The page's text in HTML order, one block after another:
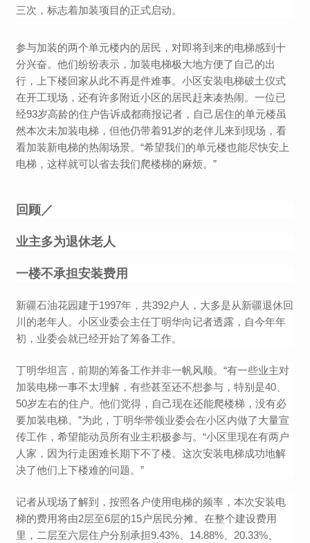
三次，标志着加装项目的正式启动。
参与加装的两个单元楼内的居民，对即将到来的电梯感到十
分兴奋。他们纷纷表示，加装电梯极大地方便了自己的出
行，上下楼回家从此不再是件难事。小区安装电梯破土仪式
在开工现场，还有许多附近小区的居民赶来凑热闹。一位已
经93岁高龄的住户告诉成都商报记者，自己居住的单元楼虽
然本次未加装电梯，但他仍带着91岁的老伴儿来到现场，看
看加装新电梯的热闹场景。“希望我们的单元楼也能尽快安上
电梯，这样就可以省去我们爬楼梯的麻烦。”
回顾／
业主多为退休老人
一楼不承担安装费用
新疆石油花园建于1997年，共392户人，大多是从新疆退休回
川的老年人。小区业委会主任丁明华向记者透露，自今年年
初，业委会就已经开始了筹备工作。
丁明华坦言，前期的筹备工作并非一帆风顺。“有一些业主对
加装电梯一事不太理解，有些甚至还不想参与，特别是40、
50岁左右的住户。他们觉得，自己现在还能爬楼梯，没有必
要加装电梯。”为此，丁明华带领业委会在小区内做了大量宣
传工作，希望能动员所有业主积极参与。“小区里现在有两户
人家，因为行走困难长期下不了楼。这次安装电梯成功地解
决了他们上下楼难的问题。”
记者从现场了解到，按照各户使用电梯的频率，本次安装电
梯的费用将由2层至6层的15户居民分摊。在整个建设费用
里，二层至六层住户分别承担9.43%、14.88%、20.33%、